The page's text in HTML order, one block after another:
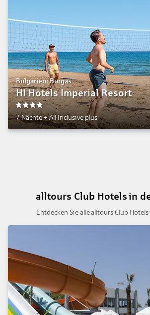
Bulgarien: Burgas
HI Hotels Imperial Resort
7 Nächte+All Inclusive plus
alltours Club Hotels in
Entdecken Sie alle alltours Club